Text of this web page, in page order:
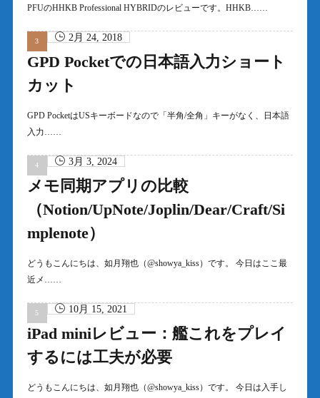
PFUのHHKB Professional HYBRIDのレビューです。HHKB……
2月 24, 2018
GPD Pocketでの日本語入力ショート
カット
GPD PocketはUSキーボードなので「半角/全角」キーがなく、日本語
入力……
3月 3, 2024
メモ同期アプリの比較
（Notion/UpNote/Joplin/Dear/Craft/Si
mplenote）
どうもこんにちは、如月翔也（@showya_kiss）です。 今日はここ最
近メ……
10月 15, 2021
iPad miniレビュー：艦これをプレイ
するには工夫が必要
どうもこんにちは、如月翔也（@showya_kiss）です。 今日は入手し